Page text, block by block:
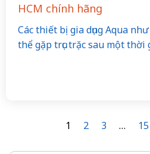
HCM chính hãng
Các thiết bị gia dụng Aqua
thể gặp trục trặc sau một thời
1 2 3 … 15